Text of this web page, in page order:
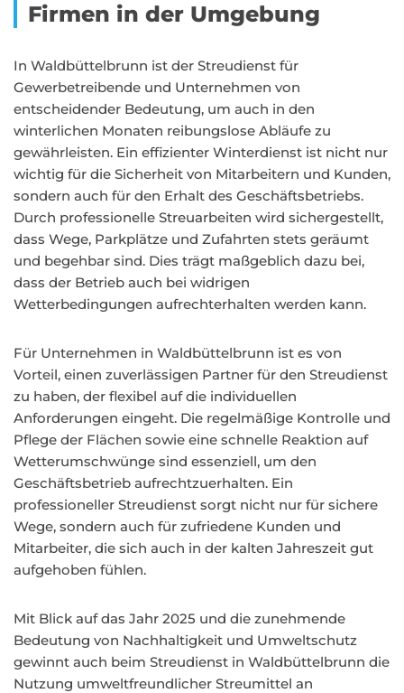
Firmen in der Umgebung
In Waldbüttelbrunn ist der Streudienst für
Gewerbetreibende und Unternehmen von
entscheidender Bedeutung, um auch in den
winterlichen Monaten reibungslose Abläufe zu
gewährleisten. Ein effizienter Winterdienst ist nicht nur
wichtig für die Sicherheit von Mitarbeitern und Kunden,
sondern auch für den Erhalt des Geschäftsbetriebs.
Durch professionelle Streuarbeiten wird sichergestellt,
dass Wege, Parkplätze und Zufahrten stets geräumt
und begehbar sind. Dies trägt maßgeblich dazu bei,
dass der Betrieb auch bei widrigen
Wetterbedingungen aufrechterhalten werden kann.
Für Unternehmen in Waldbüttelbrunn ist es von
Vorteil, einen zuverlässigen Partner für den Streudienst
zu haben, der flexibel auf die individuellen
Anforderungen eingeht. Die regelmäßige Kontrolle und
Pflege der Flächen sowie eine schnelle Reaktion auf
Wetterumschwünge sind essenziell, um den
Geschäftsbetrieb aufrechtzuerhalten. Ein
professioneller Streudienst sorgt nicht nur für sichere
Wege, sondern auch für zufriedene Kunden und
Mitarbeiter, die sich auch in der kalten Jahreszeit gut
aufgehoben fühlen.
Mit Blick auf das Jahr 2025 und die zunehmende
Bedeutung von Nachhaltigkeit und Umweltschutz
gewinnt auch beim Streudienst in Waldbüttelbrunn die
Nutzung umweltfreundlicher Streumittel an